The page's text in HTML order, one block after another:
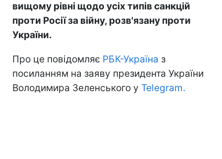
вищому рівні щодо усіх типів санкцій
проти Росії за війну, розв'язану проти
України.
Про це повідомляє РБК-Україна з
посиланням на заяву президента України
Володимира Зеленського у Telegram.